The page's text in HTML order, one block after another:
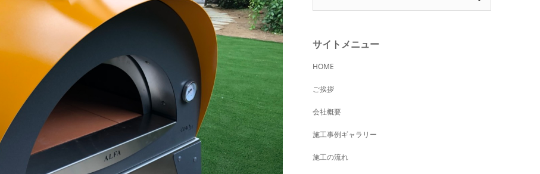
サイトメニュー
HOME
ご挨拶
会社概要
施工事例ギャラリー
施工の流れ